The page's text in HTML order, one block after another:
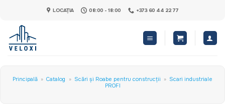
content
LOCAȚIA 08:00 - 18:00 +373 60 44 22 77
Principală » Catalog » Scări și Roabe pentru construcții » Scari industriale
PROFI